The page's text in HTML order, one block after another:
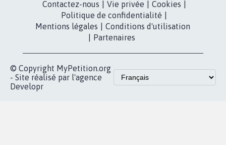
Contactez-nous
Vie privée Cookies
Politique de confidentialité
Mentions légales
Conditions d'utilisation
Partenaires
© Copyright MyPetition.org
- Site réalisé par l'agence
Developr